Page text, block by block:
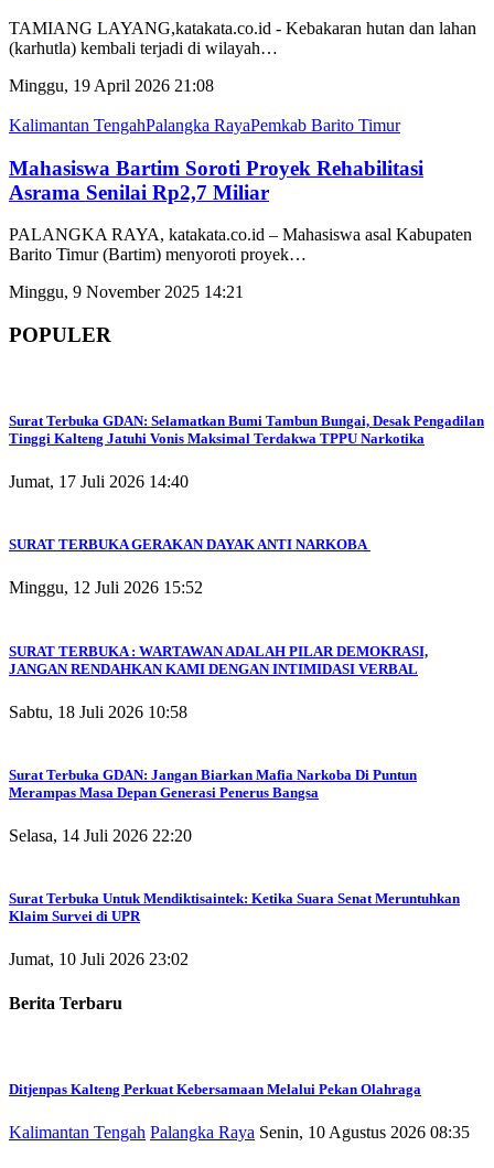
TAMIANG LAYANG,katakata.co.id - Kebakaran hutan dan lahan
(karhutla) kembali terjadi di wilayah…
Minggu, 19 April 2026 21:08
Kalimantan TengahPalangka RayaPemkab Barito Timur
Mahasiswa Bartim Soroti Proyek Rehabilitasi
Asrama Senilai Rp2,7 Miliar
PALANGKA RAYA, katakata.co.id – Mahasiswa asal Kabupaten
Barito Timur (Bartim) menyoroti proyek…
Minggu, 9 November 2025 14:21
POPULER
Surat Terbuka GDAN: Selamatkan Bumi Tambun Bungai, Desak Pengadilan
Tinggi Kalteng Jatuhi Vonis Maksimal Terdakwa TPPU Narkotika
Jumat, 17 Juli 2026 14:40
SURAT TERBUKA GERAKAN DAYAK ANTI NARKOBA
Minggu, 12 Juli 2026 15:52
SURAT TERBUKA : WARTAWAN ADALAH PILAR DEMOKRASI,
JANGAN RENDAHKAN KAMI DENGAN INTIMIDASI VERBAL
Sabtu, 18 Juli 2026 10:58
Surat Terbuka GDAN: Jangan Biarkan Mafia Narkoba Di Puntun
Merampas Masa Depan Generasi Penerus Bangsa
Selasa, 14 Juli 2026 22:20
Surat Terbuka Untuk Mendiktisaintek: Ketika Suara Senat Meruntuhkan
Klaim Survei di UPR
Jumat, 10 Juli 2026 23:02
Berita Terbaru
Ditjenpas Kalteng Perkuat Kebersamaan Melalui Pekan Olahraga
Kalimantan Tengah Palangka Raya Senin, 10 Agustus 2026 08:35